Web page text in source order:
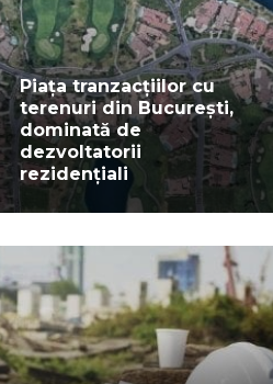
Piața tranzacțiilor cu
terenuri din București,
dominată de
dezvoltatorii
rezidențiali